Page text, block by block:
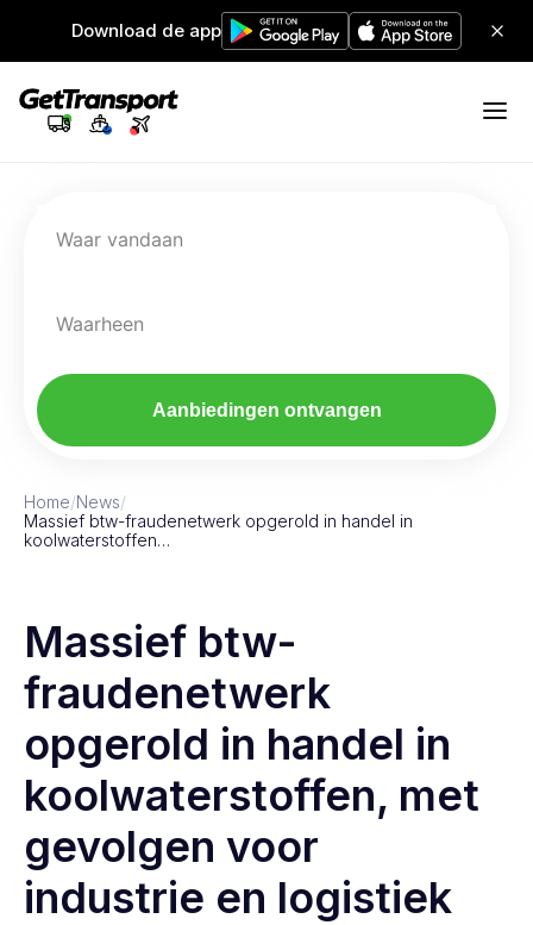
Download de app
Waar vandaan
Waarheen
Aanbiedingen ontvangen
Home/News/
Massief btw-fraudenetwerk opgerold in handel in
koolwaterstoffen…
Massief btw-
fraudenetwerk
opgerold in handel in
koolwaterstoffen, met
gevolgen voor
industrie en logistiek